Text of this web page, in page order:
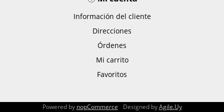
Información del cliente
Direcciones
Órdenes
Mi carrito
Favoritos
Powered by nopCommerce Designed byAgile.Uy